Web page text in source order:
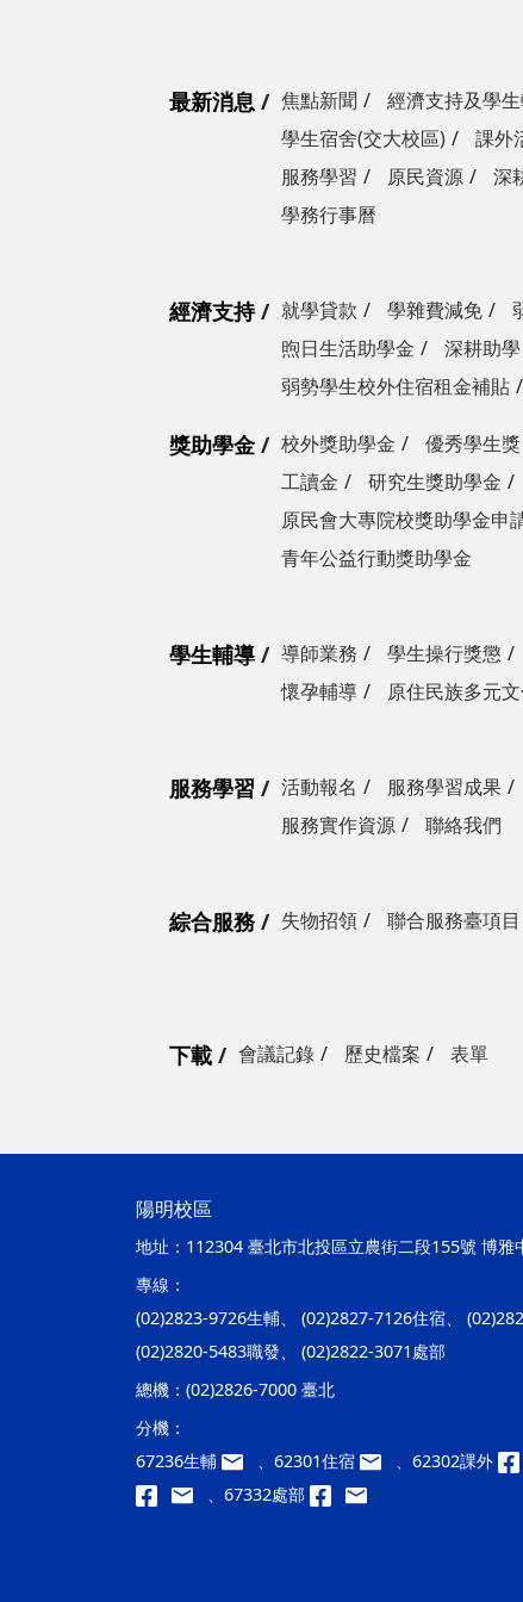
最新消息 焦點新聞 經濟支持及學
學生宿舍(交大校區)
課外
服務學習
原民資源 深
學務行事曆
經濟支持 就學貸款 學雜費減免
煦日生活助學金
深耕助學
弱勢學生校外住宿租金補貼
獎助學金 校外獎助學金 優秀學生獎
工讀金
研究生獎助學金
原民會大專院校獎助學金申
青年公益行動獎助學金
學生輔導 導師業務 學生操行獎懲
懷孕輔導
原住民族多元
服務學習 活動報名 服務學習成果
服務實作資源
聯絡我們
綜合服務 失物招領 聯合服務臺項目
下載 會議記錄 歷史檔案 表單
陽明校區
地址： 112304 臺北市北投區立農街二段155號 博雅
專線：
(02)2823-9726生輔、 (02)2827-7126住宿、
(02)2820-5483職發、 (02)2822-3071處部
總機： (02)2826-7000 臺北
分機：
67236生輔
、62301住宿 、62302課外
、67332處部